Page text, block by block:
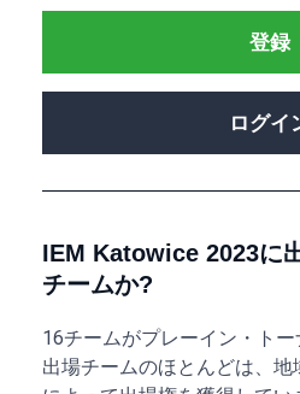
登録
ログイ
IEM Katowice 2023に
チームか?
16チームがプレーイン・トー
出場チームのほとんどは、地